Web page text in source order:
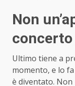
Non
Ultimo tiene a
momento, e lo
è diventato. Non